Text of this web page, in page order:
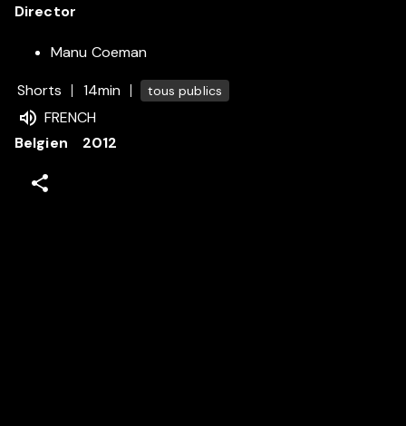
Director
Manu Coeman
Shorts
14min tous publics
FRENCH
Belgien
2012